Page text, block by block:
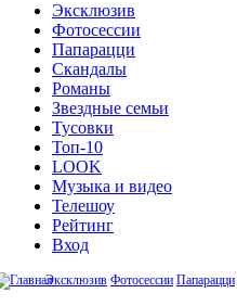
Эксклюзив
Фотосессии
Папарацци
Скандалы
Романы
Звездные семьи
Тусовки
Топ-10
LOOK
Музыка и видео
Телешоу
Рейтинг
Вход
Эксклюзив Фотосессии Папарацци